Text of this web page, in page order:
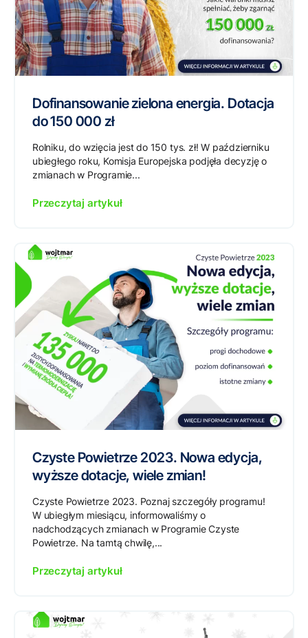
Dofinansowanie zielona energia. Dotacja
do 150 000 zł
Rolniku, do wzięcia jest do 150 tys. zł! W październiku
ubiegłego roku, Komisja Europejska podjęła decyzję o
zmianach w Programie...
Przeczytaj artykuł
Czyste Powietrze 2023. Nowa edycja,
wyższe dotacje, wiele zmian!
Czyste Powietrze 2023. Poznaj szczegóły programu!
W ubiegłym miesiącu, informowaliśmy o
nadchodzących zmianach w Programie Czyste
Powietrze. Na tamtą chwilę,...
Przeczytaj artykuł